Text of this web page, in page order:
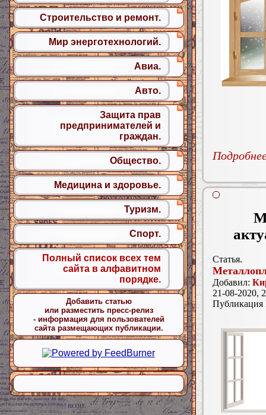
Статья.
Добавил:
21-08-2020,
Строительство и ремонт.
Мир энерготехнологий.
Авиа.
Авто.
Защита прав
предпринимателей и
граждан.
Общество.
Медицина и здоровье.
Туризм.
Спорт.
Полный список всех тем
сайта в алфавитном
порядке.
Добавить статью
или разместить пресс-релиз
- информация для пользователей
сайта размещающих публикации.